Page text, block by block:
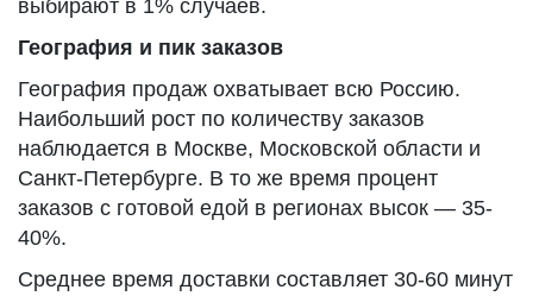
выбирают в 1% случаев.
География и пик заказов
География продаж охватывает всю Россию.
Наибольший рост по количеству заказов
наблюдается в Москве, Московской области и
Санкт-Петербурге. В то же время процент
заказов с готовой едой в регионах высок — 35-
40%.
Среднее время доставки составляет 30-60 минут